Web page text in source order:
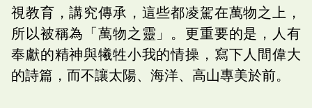
視教育，講究傳承，這些都凌駕在萬物之上，
所以被稱為「萬物之靈」。更重要的是，人有
奉獻的精神與犧牲小我的情操，寫下人間偉大
的詩篇，而不讓太陽、海洋、高山專美於前。